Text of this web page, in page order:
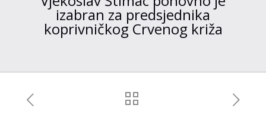
izabran za predsjednika
koprivničkog Crvenog križa